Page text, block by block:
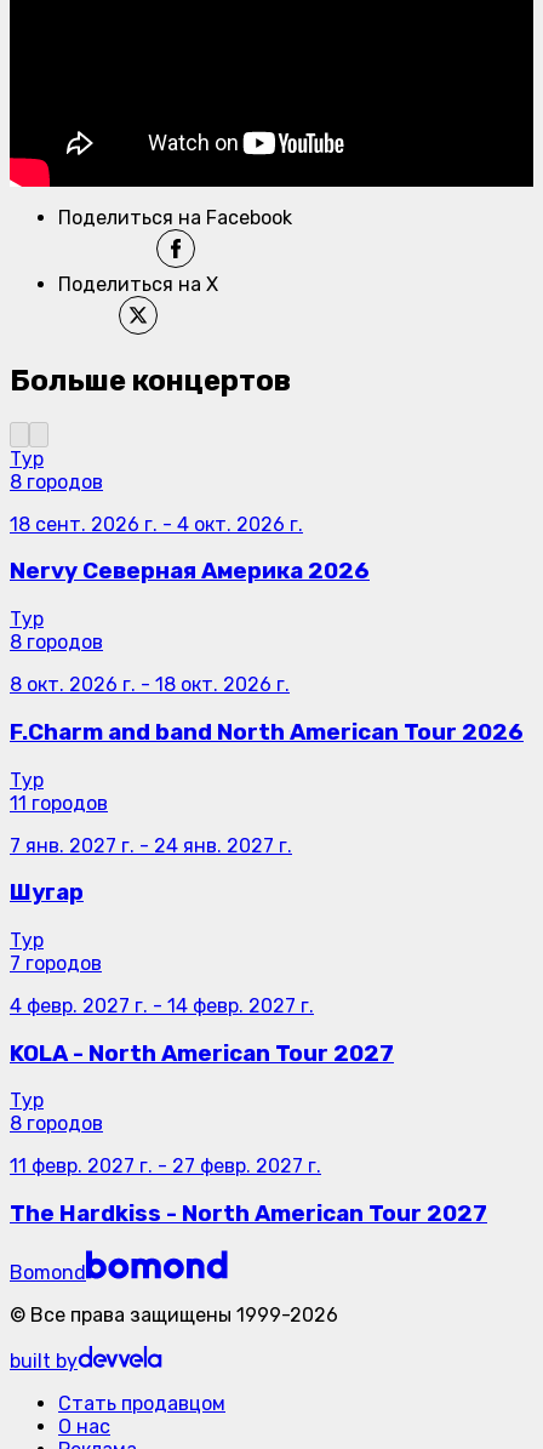
Поделиться на Facebook
Поделиться на X
Больше концертов
Тур
8 городов
18 сент. 2026 г. - 4 окт. 2026 г.
Nervy Северная Америка 2026
Тур
8 городов
8 окт. 2026 г. - 18 окт. 2026 г.
F.Charm and band North American Tour 2026
Тур
11 городов
7 янв. 2027 г. - 24 янв. 2027 г.
Шугар
Тур
7 городов
4 февр. 2027 г. - 14 февр. 2027 г.
KOLA - North American Tour 2027
Тур
8 городов
11 февр. 2027 г. - 27 февр. 2027 г.
The Hardkiss - North American Tour 2027
Bomond
© Все права защищены 1999-2026
built by
Стать продавцом
О нас